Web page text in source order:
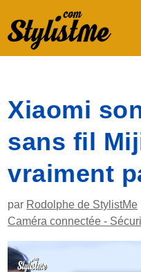
Xiaomi
sans fil
vraiment
par Rodolphe de StylistMe
Caméra connectée -